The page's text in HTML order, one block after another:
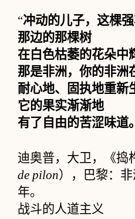
“冲动的儿子，这棵
那边的那棵树
在白色枯萎的花朵中
那是非洲，你的非洲
耐心地、固执地重新
它的果实渐渐地
有了自由的苦涩味道。
迪奥普，大卫，《捣
de pilon），巴黎：
年。
战斗的人道主义